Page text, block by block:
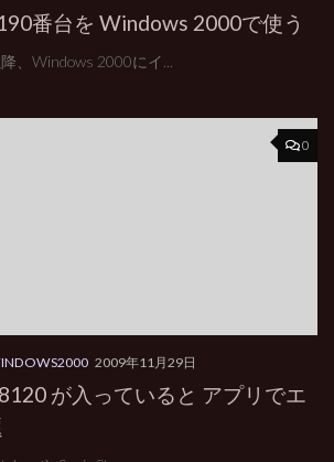
番台を Windows 2000で使う
、Windows 2000にイ...
0
2009年11月29日
が入っていると アプリでエ